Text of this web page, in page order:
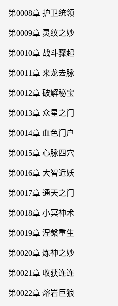
第0008章 护卫统领
第0009章 灵纹之妙
第0010章 战斗骤起
第0011章 来龙去脉
第0012章 破解秘宝
第0013章 众星之门
第0014章 血色门户
第0015章 心脉四穴
第0016章 大智近妖
第0017章 通天之门
第0018章 小冥神术
第0019章 涅槃重生
第0020章 炼神之妙
第0021章 收获连连
第0022章 熔岩巨狼